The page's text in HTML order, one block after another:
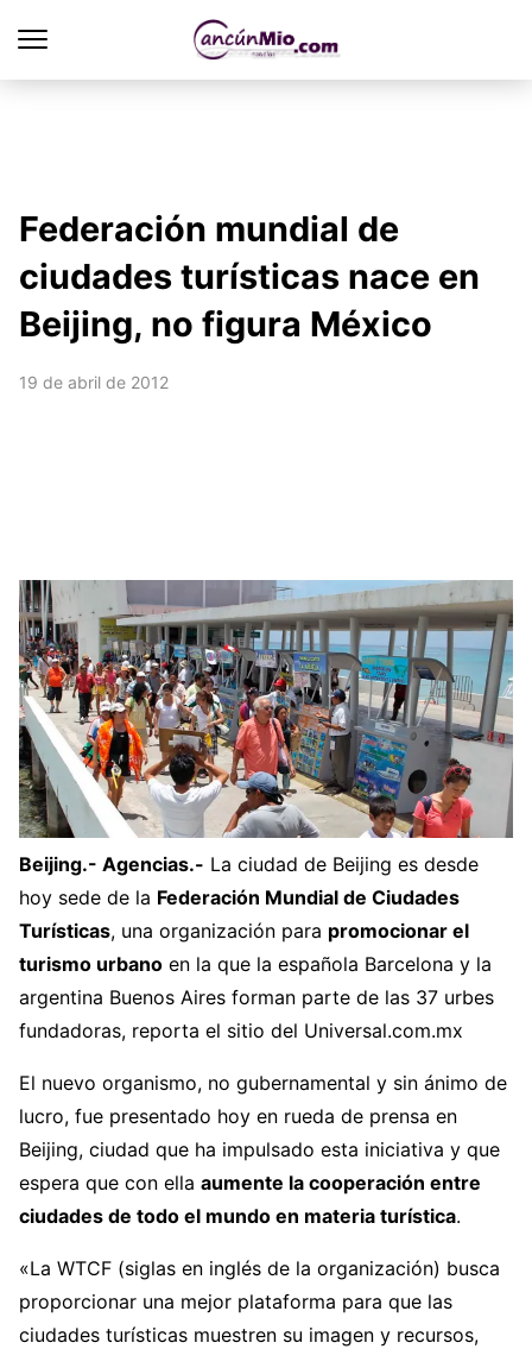
Federación mundial de
ciudades turísticas nace en
Beijing, no figura México
19 de abril de 2012
Beijing.- Agencias.- La ciudad de Beijing es desde
hoy sede de la Federación Mundial de Ciudades
Turísticas, una organización para promocionar el
turismo urbano en la que la española Barcelona y la
argentina Buenos Aires forman parte de las 37 urbes
fundadoras, reporta el sitio del Universal.com.mx
El nuevo organismo, no gubernamental y sin ánimo de
lucro, fue presentado hoy en rueda de prensa en
Beijing, ciudad que ha impulsado esta iniciativa y que
espera que con ella aumente la cooperación entre
ciudades de todo el mundo en materia turística.
«La WTCF (siglas en inglés de la organización) busca
proporcionar una mejor plataforma para que las
ciudades turísticas muestren su imagen y recursos,